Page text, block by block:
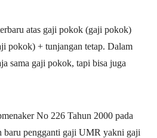
atas gaji pokok (gaji pokok)
pokok) + tunjangan tetap. Dalam
sama gaji pokok, tapi bisa juga
No 226 Tahun 2000 pada
baru pengganti gaji UMR yakni gaji